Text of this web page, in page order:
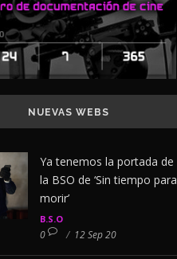
NUEVAS WEBS
Ya tenemos la portada de
la BSO de ‘Sin tiempo para
morir’
B.S.O
0 / 12 Sep 20